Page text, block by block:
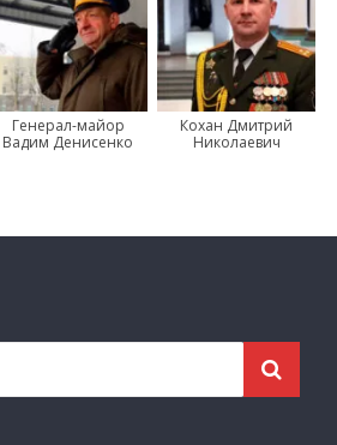
Генерал-майор
Вадим Денисенко
Кохан Дмитрий
Николаевич